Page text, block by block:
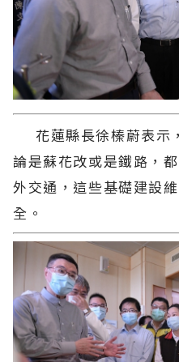
花蓮縣長徐榛蔚表示
論是蘇花改或是鐵路，
外交通，這些基礎建設
全。